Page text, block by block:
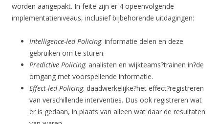
worden aangepakt. In feite zijn er 4 opeenvolgende
implementatieniveaus, inclusief bijbehorende uitdagingen:
Intelligence-led Policing: informatie delen en deze
gebruiken om te sturen.
Predictive Policing: analisten en wijkteams?trainen in?de
omgang met voorspellende informatie.
Effect-led Policing: daadwerkelijke?het effect?registreren
van verschillende interventies. Dus ook registreren wat
er is gedaan, in plaats van alleen wat daar de resultaten